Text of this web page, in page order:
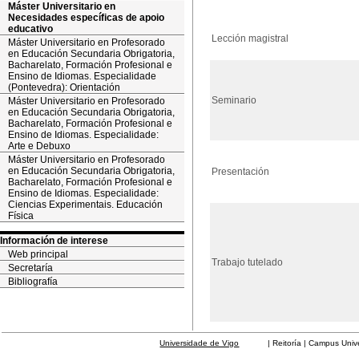
Máster Universitario en
Necesidades específicas de apoio
educativo
Máster Universitario en Profesorado
en Educación Secundaria Obrigatoria,
Bacharelato, Formación Profesional e
Ensino de Idiomas. Especialidade
(Pontevedra): Orientación
Máster Universitario en Profesorado
en Educación Secundaria Obrigatoria,
Bacharelato, Formación Profesional e
Ensino de Idiomas. Especialidade:
Arte e Debuxo
Máster Universitario en Profesorado
en Educación Secundaria Obrigatoria,
Bacharelato, Formación Profesional e
Ensino de Idiomas. Especialidade:
Ciencias Experimentais. Educación
Física
Información de interese
Web principal
Secretaría
Bibliografía
Lección magistral
Seminario
Presentación
Trabajo tutelado
Universidade de Vigo | Reitoría | Campus